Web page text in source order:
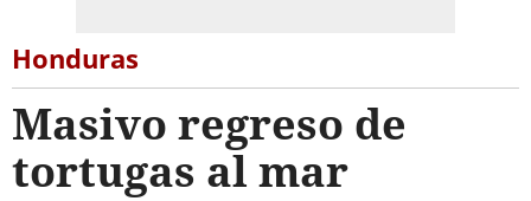
Honduras
Masivo regreso de
tortugas al mar